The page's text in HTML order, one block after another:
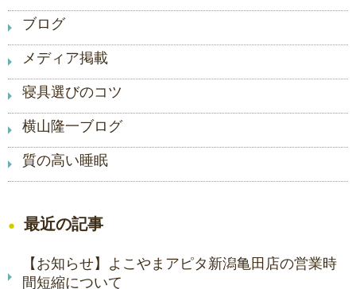
ブログ
メディア掲載
寝具選びのコツ
横山隆一ブログ
質の高い睡眠
最近の記事
【お知らせ】よこやまアピタ新潟亀田店の営業時
間短縮について